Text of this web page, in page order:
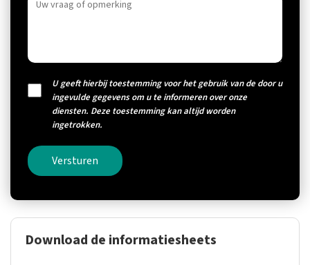
U geeft hierbij toestemming voor het gebruik van de door u
ingevulde gegevens om u te informeren over onze
diensten. Deze toestemming kan altijd worden
ingetrokken.
Versturen
Download de informatiesheets